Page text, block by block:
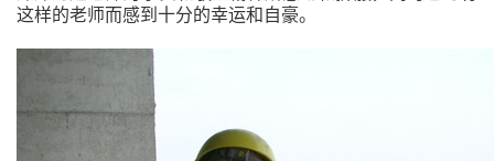
这样的老师而感到十分的幸运和自豪。